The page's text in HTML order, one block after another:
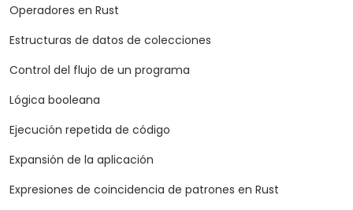
Operadores en Rust
Estructuras de datos de colecciones
Control del flujo de un programa
Lógica booleana
Ejecución repetida de código
Expansión de la aplicación
Expresiones de coincidencia de patrones en Rust